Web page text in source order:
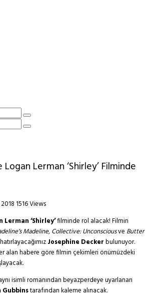
Lerman ‘Shirley’ Filminde
1516 Views
Lerman‘Shirley’filminde rol alacak! Filmin
Madeline, Collective: Unconsciousve Butter
Josephine Deckerbulunuyor.
alan habere göre filmin çekimleri önümüzdeki
isimli romanından beyazperdeye uyarlanan
Gubbinstarafından kaleme alınacak.